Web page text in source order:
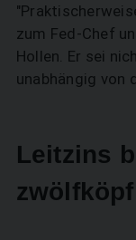
zum Fed-Chef
Hollen. Er sei
unabhängig von
Leitzins